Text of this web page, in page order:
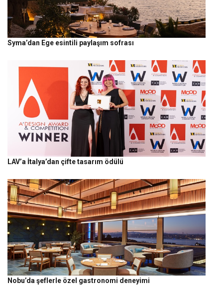
Syma’dan Ege esintili paylaşım sofrası
LAV’a İtalya’dan çifte tasarım ödülü
Nobu’da şeflerle özel gastronomi deneyimi